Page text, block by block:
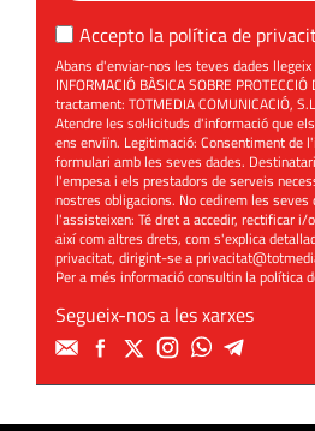
Accepto la política de
Abans d'enviar-nos les teves dades
INFORMACIÓ BÀSICA SOBRE
tractament: TOTMEDIA COMUNICACIÓ,
Atendre les sol·licituds d'informació que
ens enviïn. Legitimació: Consentiment de
formulari amb les seves dades.
l'empesa i els prestadors de serveis
nostres obligacions. No cedirem les
l'assisteixen: Té dret a accedir, rectificar
així com altres drets, com s'explica
privacitat, dirigint-se a
Per a més informació consultin lapolítica
Segueix-nos a les xarxes